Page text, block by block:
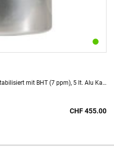
Reagent Grade, Ph Eur, USP, ACS,ISO, stabilisiert mit BHT (7 ppm), 5 lt. Alu Kanister
CHF 455.00